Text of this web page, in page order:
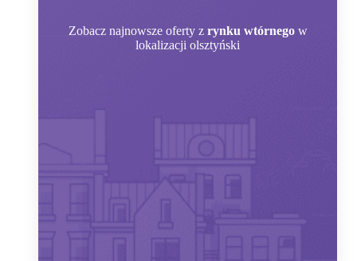
Zobacz najnowsze oferty z rynku wtórnego w
lokalizacji olsztyński